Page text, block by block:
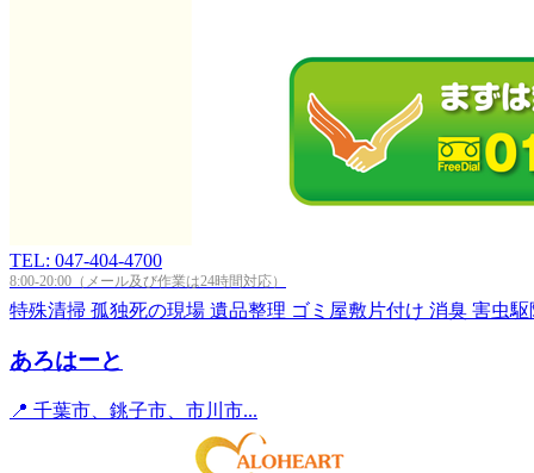
TEL: 047-404-4700
8:00-20:00（メール及び作業は24時間対応）
特殊清掃 孤独死の現場 遺品整理 ゴミ屋敷片付け 消臭 害虫駆
あろはーと
📍 千葉市、銚子市、市川市...